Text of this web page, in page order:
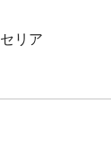
セリア